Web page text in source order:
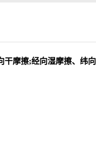
干摩擦;经向湿摩擦、纬